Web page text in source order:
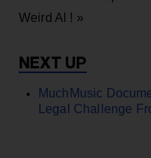
Weird Al ! »
MuchMusic
Legal Challenge